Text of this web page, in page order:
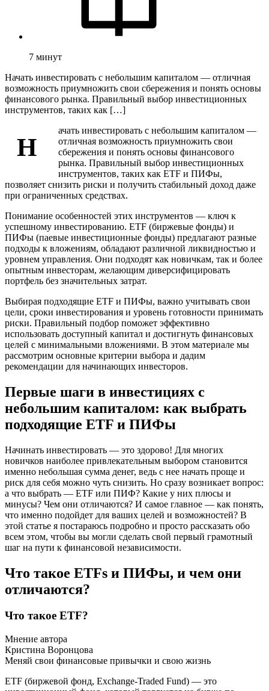
7 минут
Начать инвестировать с небольшим капиталом — отличная
возможность приумножить свои сбережения и понять основы
финансового рынка. Правильный выбор инвестиционных
инструментов, таких как […]
Н
ачать инвестировать с небольшим капиталом —
отличная возможность приумножить свои
сбережения и понять основы финансового
рынка. Правильный выбор инвестиционных
инструментов, таких как ETF и ПИФы,
позволяет снизить риски и получить стабильный доход даже
при ограниченных средствах.
Понимание особенностей этих инструментов — ключ к
успешному инвестированию. ETF (биржевые фонды) и
ПИФы (паевые инвестиционные фонды) предлагают разные
подходы к вложениям, обладают различной ликвидностью и
уровнем управления. Они подходят как новичкам, так и более
опытным инвесторам, желающим диверсифицировать
портфель без значительных затрат.
Выбирая подходящие ETF и ПИФы, важно учитывать свои
цели, сроки инвестирования и уровень готовности принимать
риски. Правильный подбор поможет эффективно
использовать доступный капитал и достигнуть финансовых
целей с минимальными вложениями. В этом материале мы
рассмотрим основные критерии выбора и дадим
рекомендации для начинающих инвесторов.
Первые шаги в инвестициях с
небольшим капиталом: как выбрать
подходящие ETF и ПИФы
Начинать инвестировать — это здорово! Для многих
новичков наиболее привлекательным выбором становится
именно небольшая сумма денег, ведь с нее начать проще и
риск для себя можно чуть снизить. Но сразу возникает вопрос:
а что выбрать — ETF или ПИФ? Какие у них плюсы и
минусы? Чем они отличаются? И самое главное — как понять,
что именно подойдет для ваших целей и возможностей? В
этой статье я постараюсь подробно и просто рассказать обо
всем этом, чтобы вы могли сделать свой первый грамотный
шаг на пути к финансовой независимости.
Что такое ETFs и ПИФы, и чем они
отличаются?
Что такое ETF?
Мнение автора
Кристина Воронцова
Меняй свои финансовые привычки и свою жизнь
ETF (биржевой фонд, Exchange-Traded Fund) — это